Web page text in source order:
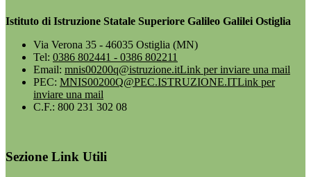
Istituto di Istruzione Statale Superiore Galileo Galilei Ostiglia
Via Verona 35 - 46035 Ostiglia (MN)
Tel: 0386 802441 - 0386 802211
Email: mnis00200q@istruzione.itLink per inviare una mail
PEC: MNIS00200Q@PEC.ISTRUZIONE.ITLink per
inviare una mail
C.F.: 800 231 302 08
Sezione Link Utili